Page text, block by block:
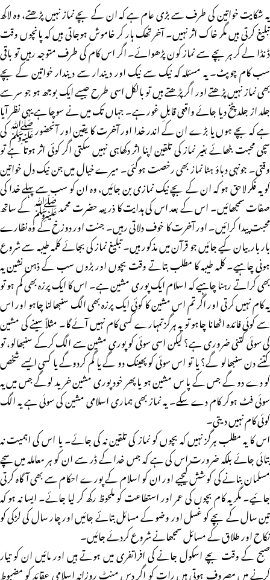
یہ شکایت خواتین کی طرف سے بڑی عام ہے کہ ان کے بچے نماز نہیں پڑھتے، وہ لاکھ
تبلیغ کرتی ہیں مگر خاک اثر نہیں۔ آخر تھک ہار کر خاموش ہوجاتی ہیں کہ پانچوں وقت
ڈنڈا لے کر ہر بچے سے نماز کون پڑھوائے۔ اگر اس کام کی طرف متوجہ رہیں تو باقی
سب کام چوپٹ۔ یہ مسئلہ کہ نیک سے نیک اور دیندار سے دیندار خواتین کے بچے
بھی نماز نہیں پڑھتے اور اگر پڑھتے ہیں تو بالکل اسی طرح جیسے ایک بوجھ ہو جو سر سے
جلد از جلد پٹخ دیا جائے واقعی قابلِ غور ہے۔ جہاں تک میں نے سوچا ہے یہی نظر آیا
ہے کہ بچے ہوں یا بڑے ان کے اندر خدا اور آخرت کا یقین اور آنحضور ﷺ کی
سچی محبت بٹھائے بغیر نماز کی تلقین اپنا اثر دکھاہی نہیں سکتی اگر کوئی اثر ہوتا ہے تو
وقتی۔ جونہی دباؤ ہٹا نماز بھی رخصت ہوگئی۔ میرے خیال میں جن نیک دل خواتین
کو یہ فکر لاحق ہو کہ ان کے بچے نیک نمازی بن جائیں، وہ ان کو سب سے پہلے خدا کی
صفات سمجھائیں۔ اس کے بعد اس کی ہدایت کا ذریعہ حضرت محمد ﷺ کے ساتھ
محبت پیدا کرائیں۔ اور آخرت کا خوف دلاتی رہیں۔ جنت اور دوزخ کے وہ نظارے
بار باربیان کیے جائیں جو قرآن میں مذکور ہیں۔ تبلیغ نماز کی بجائے کلمہ طیبہ سے شروع
ہونی چاہیے۔ کلمہ طیبہ کا مطلب بتاتے وقت بچوں اور بڑوں سب کے ذہن نشین یہ
بھی کراتے رہنا چاہیے کہ اسلام ایک پوری مشین ہے۔ اس کا ایک پرزہ بھی کم ہو تو
یہ کام نہیں کرتی اور اگر تم اس مشین کا کوئی ایک پرزہ بھی الگ سنبھالنا چاہو اور اس
سے کوئی فائدہ اٹھانا چاہو تو یہ ہرگز تمہارے کسی کام نہیں آئے گا۔ مثلاً سینے کی مشین
کی سوئی کتنی ضروری ہے؟ لیکن اسی سوئی کو پوری مشین سے الگ کرکے سنبھالو، تو
کتنے دن سنبھالو گے؟ یا تو اس سوئی کو پھینک دو گے یا گم کردوگے یا کسی ایسے شخص
کو دے دو گے جس کے پا س مشین ہو یا پھر خود پوری مشین خرید لوگے جس میں یہ
سوئی فٹ ہوکر کام دے سکے۔ یہ نماز بھی ہماری اسلامی مشین کی سوئی ہے یہ الگ
کوئی کام نہیں دیتی۔
اس کا یہ مطلب ہرگز نہیں کہ بچوں کو نماز کی تلقین نہ کی جائے۔ یا اس کی اہمیت نہ
بتائی جائے بلکہ ضرورت اس کی ہے کہ جس خدا کے ڈر سے ان کو ہر معاملہ میں سچے
مسلمان بنانے کی کوشش کیجیے اور ان کو اسلام کے پورے احکام سے بھی آگاہ کرتی
جائیے۔ مگر یہ کام بچوں کی عمر اور استطاعت کو ملحوظ رکھ کر لیا جائے۔ ایسا نہ ہو کہ
تین سال کے بچے کو غسل اور وضو کے مسائل بتائے جائیں اور چار سال کی لڑکی کو
نکاح اور طلاق کے مسائل سمجھانے شروع کردئے جائیں۔
صبح کے وقت بچے اسکول جانے کی افراتفری میں ہوتے ہیں اور مائیں ان کو تیار
کرنے میں مصروف ہوتی ہیں رات کو اگر دس منٹ روزانہ اسلامی عقائد کو مضبوط